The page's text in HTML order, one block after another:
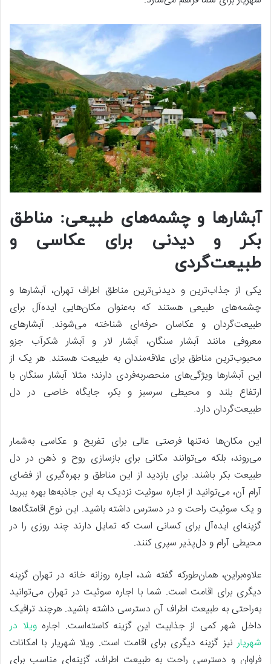
آبشارها و چشمه‌های طبیعی: مناطق
بکر و دیدنی برای عکاسی و
طبیعت‌گردی
یکی از جذاب‌ترین و دیدنی‌ترین مناطق اطراف تهران، آبشارها و
چشمه‌های طبیعی هستند که به‌عنوان مکان‌هایی ایده‌آل برای
طبیعت‌گردان و عکاسان حرفه‌ای شناخته می‌شوند. آبشارهای
معروفی مانند آبشار سنگان، آبشار لار و آبشار شکرآب جزو
محبوب‌ترین مناطق برای علاقه‌مندان به طبیعت هستند. هر یک از
این آبشارها ویژگی‌های منحصربه‌فردی دارند؛ مثلا آبشار سنگان با
ارتفاع بلند و محیطی سرسبز و بکر، جایگاه خاصی در دل
طبیعت‌گردان دارد.
این مکان‌ها نه‌تنها فرصتی عالی برای تفریح و عکاسی به‌شمار
می‌روند، بلکه می‌توانند مکانی برای بازسازی روح و ذهن در دل
طبیعت بکر باشند. برای بازدید از این مناطق و بهره‌گیری از فضای
آرام آن، می‌توانید از اجاره سوئیت نزدیک به این جاذبه‌ها بهره ببرید
و یک سوئیت راحت و در دسترس داشته باشید. این نوع اقامتگاه‌ها
گزینه‌ای ایده‌آل برای کسانی است که تمایل دارند چند روزی را در
محیطی آرام و دل‌پذیر سپری کنند.
علاوه‌براین، همان‌طورکه گفته شد، اجاره روزانه خانه در تهران گزینه
دیگری برای اقامت است. شما با اجاره سوئیت در تهران می‌توانید
به‌راحتی به طبیعت اطراف آن دسترسی داشته باشید. هرچند ترافیک
داخل شهر کمی از جذابیت این گزینه کاسته‌است. اجارهویلا در
شهریارنیز گزینه دیگری برای اقامت است. ویلا شهریار با امکانات
فراوان و دسترسی راحت به طبیعت اطراف، گزینه‌ای مناسب برای